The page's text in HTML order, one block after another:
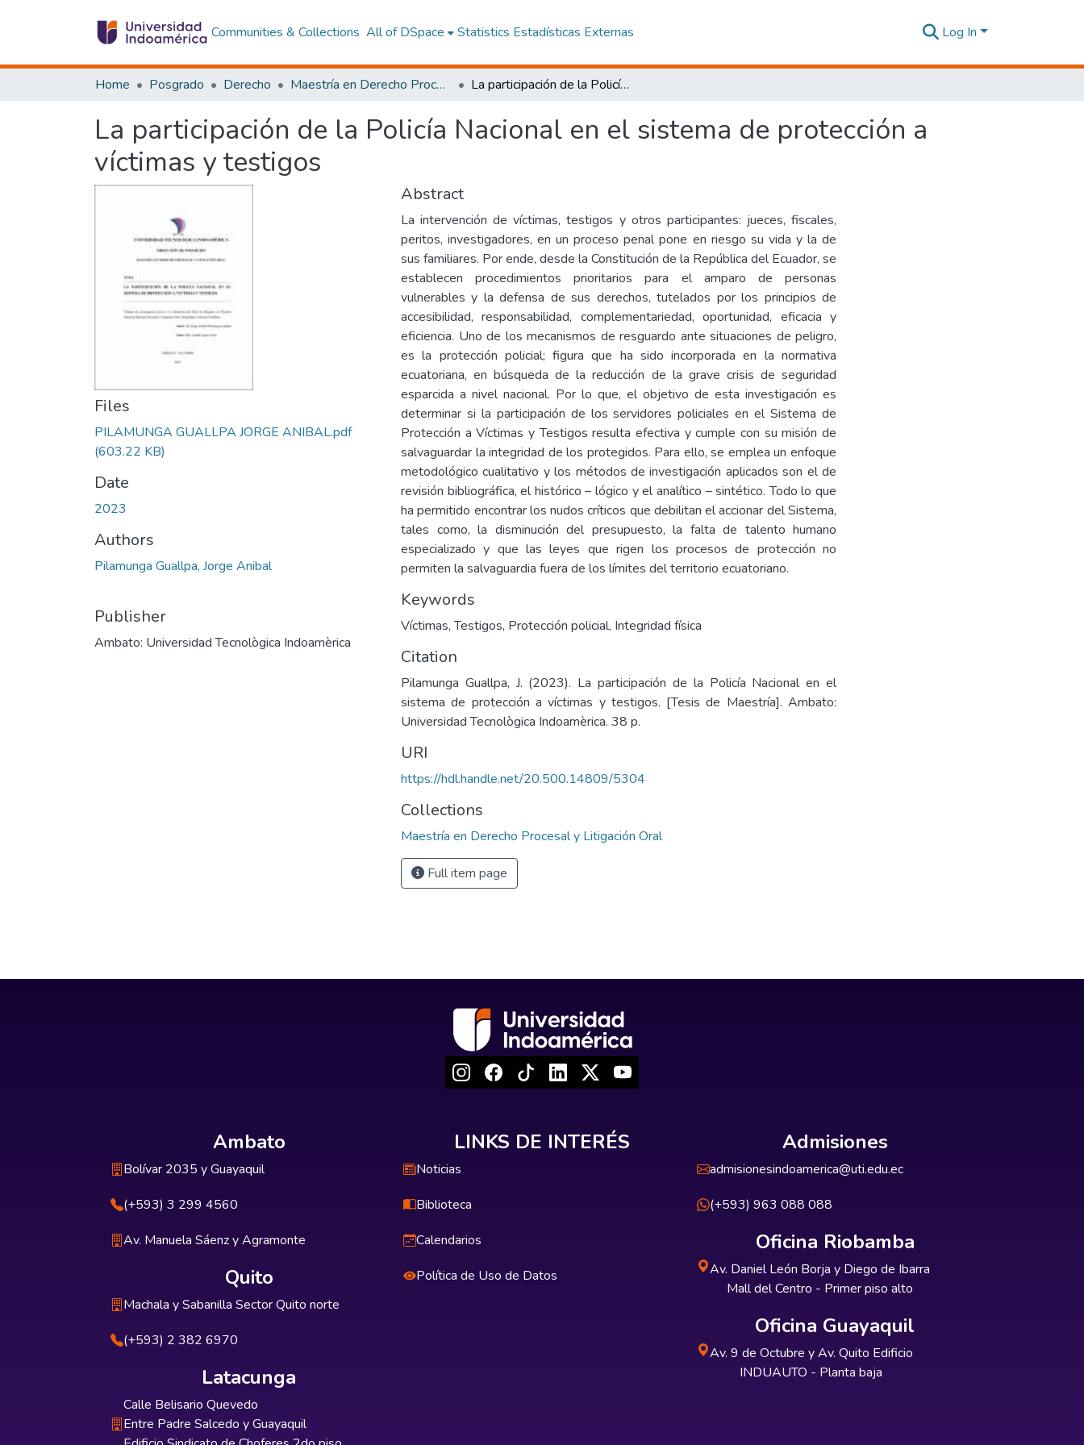
Communities & Collections All of DSpace Statistics Estadísticas Externas Log In
Home Posgrado Derecho Maestría en Derecho Procesal y Litigación Oral La participación de la Policía Nacional en el sistema de protección a víctimas y testigos
La participación de la Policía Nacional en el sistema de protección a
víctimas y testigos
Files
PILAMUNGA GUALLPA JORGE ANIBAL.pdf
(603.22 KB)
Date
2023
Authors
Pilamunga Guallpa, Jorge Anibal
Publisher
Ambato: Universidad Tecnològica Indoamèrica
Abstract
La intervención de víctimas, testigos y otros participantes: jueces, fiscales,
peritos, investigadores, en un proceso penal pone en riesgo su vida y la de
sus familiares. Por ende, desde la Constitución de la República del Ecuador, se
establecen procedimientos prioritarios para el amparo de personas
vulnerables y la defensa de sus derechos, tutelados por los principios de
accesibilidad, responsabilidad, complementariedad, oportunidad, eficacia y
eficiencia. Uno de los mecanismos de resguardo ante situaciones de peligro,
es la protección policial; figura que ha sido incorporada en la normativa
ecuatoriana, en búsqueda de la reducción de la grave crisis de seguridad
esparcida a nivel nacional. Por lo que, el objetivo de esta investigación es
determinar si la participación de los servidores policiales en el Sistema de
Protección a Víctimas y Testigos resulta efectiva y cumple con su misión de
salvaguardar la integridad de los protegidos. Para ello, se emplea un enfoque
metodológico cualitativo y los métodos de investigación aplicados son el de
revisión bibliográfica, el histórico – lógico y el analítico – sintético. Todo lo que
ha permitido encontrar los nudos críticos que debilitan el accionar del Sistema,
tales como, la disminución del presupuesto, la falta de talento humano
especializado y que las leyes que rigen los procesos de protección no
permiten la salvaguardia fuera de los límites del territorio ecuatoriano.
Keywords
Víctimas,Testigos, Protección policial, Integridad física
Citation
Pilamunga Guallpa, J. (2023). La participación de la Policía Nacional en el
sistema de protección a víctimas y testigos. [Tesis de Maestría]. Ambato:
Universidad Tecnològica Indoamèrica. 38 p.
URI
https://hdl.handle.net/20.500.14809/5304
Collections
Maestría en Derecho Procesal y Litigación Oral
Full item page
Ambato
Bolívar 2035 y Guayaquil
(+593) 3 299 4560
Av. Manuela Sáenz y Agramonte
Quito
Machala y Sabanilla Sector Quito norte
(+593) 2 382 6970
Latacunga
Calle Belisario Quevedo
Entre Padre Salcedo y Guayaquil
LINKS DE INTERÉS
Noticias
Biblioteca
Calendarios
Política de Uso de Datos
Admisiones
admisionesindoamerica@uti.edu.ec
(+593) 963 088 088
Oficina Riobamba
Av. Daniel León Borja y Diego de Ibarra
Mall del Centro - Primer piso alto
Oficina Guayaquil
Av. 9 de Octubre y Av. Quito Edificio
INDUAUTO - Planta baja